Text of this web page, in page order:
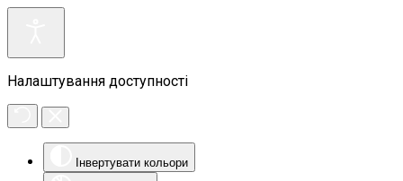
Налаштування доступності
Інвертувати кольори